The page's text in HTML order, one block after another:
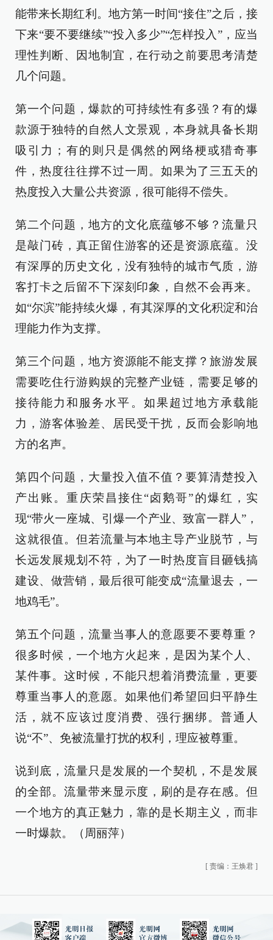
能带来长期红利。地方第一时间“接住”之后，接
下来“要不要继续”“投入多少”“怎样投入”，应当
理性判断、因地制宜，在行动之前要思考清楚
几个问题。
第一个问题，爆款的可持续性有多强？有的爆
款源于独特的自然人文景观，本身就具备长期
吸引力；有的则只是偶然的网络梗或猎奇事
件，热度往往撑不过一周。如果为了三五天的
热度投入大量公共资源，很可能得不偿失。
第二个问题，地方的文化底蕴够不够？流量只
是敲门砖，真正留住游客的还是资源底蕴。没
有深厚的历史文化，没有独特的城市气质，游
客打卡之后留不下深刻印象，自然不会再来。
如“尔滨”能持续火爆，有其深厚的文化积淀和治
理能力作为支撑。
第三个问题，地方资源能不能支撑？旅游发展
需要吃住行游购娱的完整产业链，需要足够的
接待能力和服务水平。如果超过地方承载能
力，游客体验差、居民受干扰，反而会影响地
方的名声。
第四个问题，大量投入值不值？要算清楚投入
产出账。重庆荣昌接住“卤鹅哥”的爆红，实
现“带火一座城、引爆一个产业、致富一群人”，
这就很值。但若流量与本地主导产业脱节，与
长远发展规划不符，为了一时热度盲目砸钱搞
建设、做营销，最后很可能变成“流量退去，一
地鸡毛”。
第五个问题，流量当事人的意愿要不要尊重？
很多时候，一个地方火起来，是因为某个人、
某件事。这时候，不能只想着消费流量，更要
尊重当事人的意愿。如果他们希望回归平静生
活，就不应该过度消费、强行捆绑。普通人
说“不”、免被流量打扰的权利，理应被尊重。
说到底，流量只是发展的一个契机，不是发展
的全部。流量带来显示度，刷的是存在感。但
一个地方的真正魅力，靠的是长期主义，而非
一时爆款。（周丽萍）
[ 责编：王焕君 ]